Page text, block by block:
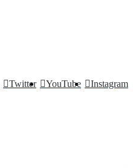
Instagram
YouTube
Twitter